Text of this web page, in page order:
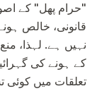
"حرام پھل" کے
قانونی، خالص
نہیں ہے. لہذا،
کے ہونے کی
تعلقات میں کوئی